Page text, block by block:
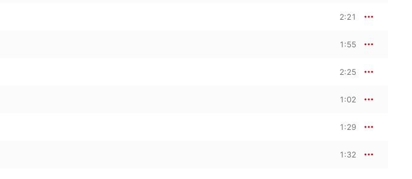
2:21
1:55
2:25
1:02
1:29
1:32